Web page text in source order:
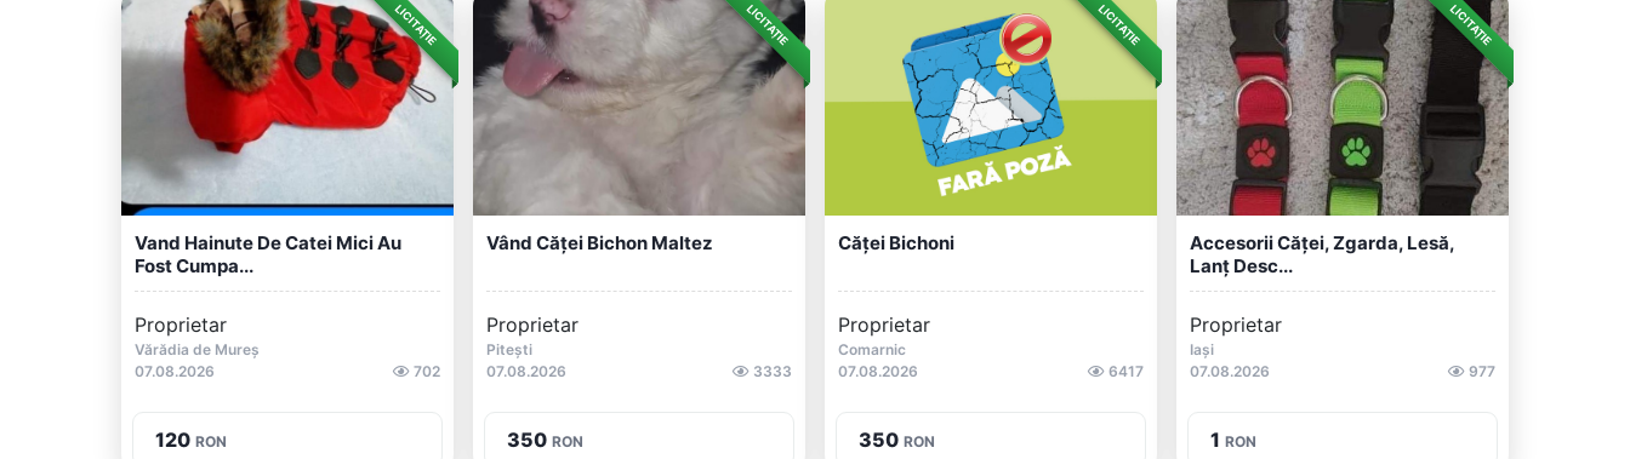
LICITAȚIE
Vand Hainute De Catei Mici Au
Fost Cumpa...
Proprietar
Vărădia de Mureș
07.08.2026
702
120 RON
LICITAȚIE
Vând Căței Bichon Maltez
Proprietar
Pitești
07.08.2026
3333
350 RON
LICITAȚIE
Căței Bichoni
Proprietar
Comarnic
07.08.2026
6417
350 RON
LICITAȚIE
Accesorii Căței, Zgarda, Lesă,
Lanț Desc...
Proprietar
Iași
07.08.2026
977
1 RON